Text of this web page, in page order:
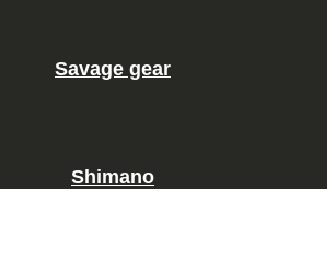
Savage gear
Shimano